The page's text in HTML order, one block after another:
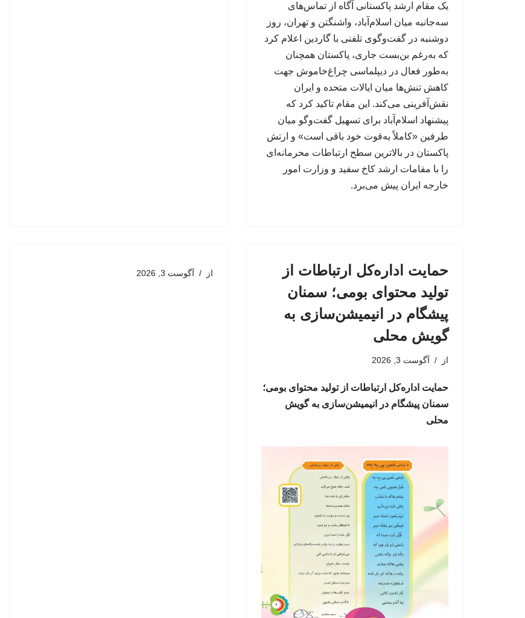
یک مقام ارشد پاکستانی آگاه از تماس‌های
سه‌جانبه میان اسلام‌آباد، واشنگتن و تهران، روز
دوشنبه در گفت‌وگوی تلفنی با گاردین اعلام کرد
که به‌رغم بن‌بست جاری، پاکستان همچنان
به‌طور فعال در دیپلماسی چراغ‌خاموش جهت
کاهش تنش‌ها میان ایالات متحده و ایران
نقش‌آفرینی می‌کند. این مقام تاکید کرد که
پیشنهاد اسلام‌آباد برای تسهیل گفت‌وگو میان
طرفین «کاملاً به‌قوت خود باقی است» و ارتش
پاکستان در بالاترین سطح ارتباطات محرمانه‌ای
را با مقامات ارشد کاخ سفید و وزارت امور
خارجه ایران پیش می‌برد.
حمایت اداره‌کل ارتباطات از
تولید محتوای بومی؛ سمنان
پیشگام در انیمیشن‌سازی به
گویش محلی
از آگوست 3, 2026
حمایت اداره‌کل ارتباطات از تولید محتوای بومی؛
سمنان پیشگام در انیمیشن‌سازی به گویش
محلی
از آگوست 3, 2026